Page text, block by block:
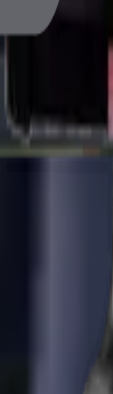
8GB 128GB SSD
olun.
KVKK aydınlatma
Kurumsal